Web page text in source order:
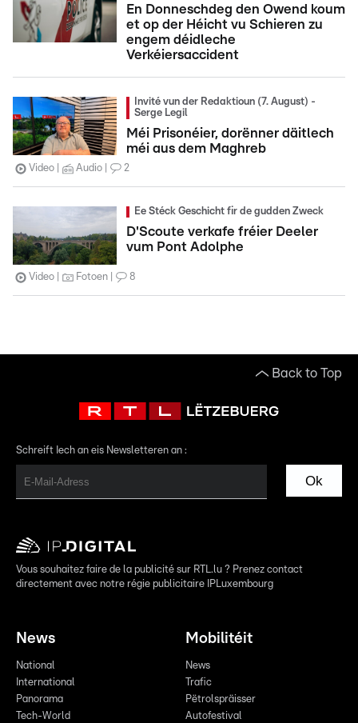
En Donneschdeg den Owend koum
et op der Héicht vu Schieren zu
engem déidleche
Verkéiersaccident
Invité vun der Redaktioun (7. August) -
Serge Legil
Méi Prisonéier, dorënner däitlech
méi aus dem Maghreb
Video Audio 2
Ee Stéck Geschicht fir de gudden Zweck
D'Scoute verkafe fréier Deeler
vum Pont Adolphe
Video Fotoen 8
Back to Top
Schreift Iech an eis Newsletteren an :
Ok
Vous souhaitez faire de la publicité sur RTL.lu ? Prenez contact
directement avec notre régie publicitaire IPLuxembourg
News
National
International
Panorama
Tech-World
Mobilitéit
News
Trafic
Pëtrolspräisser
Autofestival